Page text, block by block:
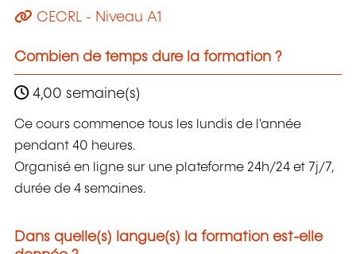
CECRL - Niveau A1
Combien de temps dure la formation ?
4,00 semaine(s)
Ce cours commence tous les lundis de l'année
pendant 40 heures.
Organisé en ligne sur une plateforme 24h/24 et 7j/7,
durée de 4 semaines.
Dans quelle(s) langue(s) la formation est-elle